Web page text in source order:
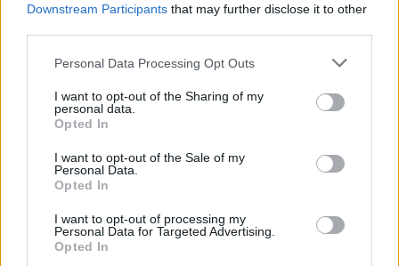
Downstream Participants that may further disclose it to other
Personal Data Processing Opt Outs
I want to opt-out of the Sharing of my
personal data.
Opted In
I want to opt-out of the Sale of my
Personal Data.
Opted In
I want to opt-out of processing my
Personal Data for Targeted Advertising.
Opted In
Es wird Zeit, dass der Spielebetreiber hier durchgreift und
Taten gegenüber Spielern zeigt,
die sich durch die Ausnutzung bestimmter Fehler Vorteile
ergaunern. Sollte seitens BP nicht klar Stellung zu den
Vorfällen genommen werden und die Betrüger bestrafen, ist
dies eine Einladung an alle Spieler , in Zukunft jeden noch
Jeder der hier spielt hat sich mit den allgemeinen
Geschäftsbestimmungen einverstanden erklärt und sollten
Einladung an allejeden noch so kleinen Fehler schamlos
auszuschlachten.
In diesem Fall sprechen wir von keinem Kavaliersdelikt,